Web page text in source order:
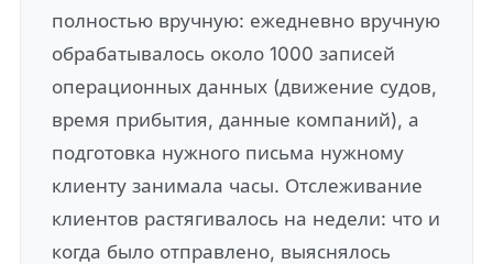
полностью вручную: ежедневно вручную
обрабатывалось около 1000 записей
операционных данных (движение судов,
время прибытия, данные компаний), а
подготовка нужного письма нужному
клиенту занимала часы. Отслеживание
клиентов растягивалось на недели: что и
когда было отправлено, выяснялось